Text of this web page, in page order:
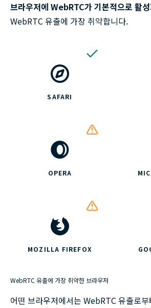
브라우저에 WebRTC가 기본적으로 활
WebRTC 유출에 가장 취약합니다.
SAFARI
OPERA
MOZILLA FIREFOX
WebRTC 유출에 가장 취약한 브라우저
어떤 브라우저에서는 WebRTC 유출로